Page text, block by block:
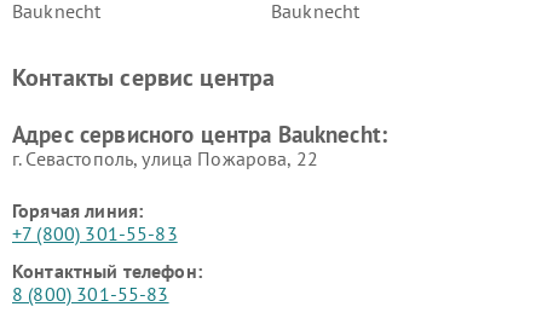
Bauknecht
Bauknecht
Контакты сервис центра
Адрес сервисного центра Bauknecht:
г. Севастополь, улица Пожарова, 22
Горячая линия:
+7 (800) 301-55-83
Контактный телефон:
8 (800) 301-55-83